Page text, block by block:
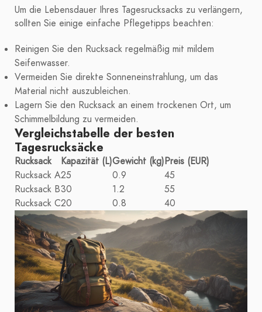
Um die Lebensdauer Ihres Tagesrucksacks zu verlängern,
sollten Sie einige einfache Pflegetipps beachten:
Reinigen Sie den Rucksack regelmäßig mit mildem
Seifenwasser.
Vermeiden Sie direkte Sonneneinstrahlung, um das
Material nicht auszubleichen.
Lagern Sie den Rucksack an einem trockenen Ort, um
Schimmelbildung zu vermeiden.
Vergleichstabelle der besten
Tagesrucksäcke
Rucksack Kapazität (L)Gewicht (kg)Preis (EUR)
Rucksack A25 0.9
45
Rucksack B30 1.2
55
Rucksack C20 0.8 40